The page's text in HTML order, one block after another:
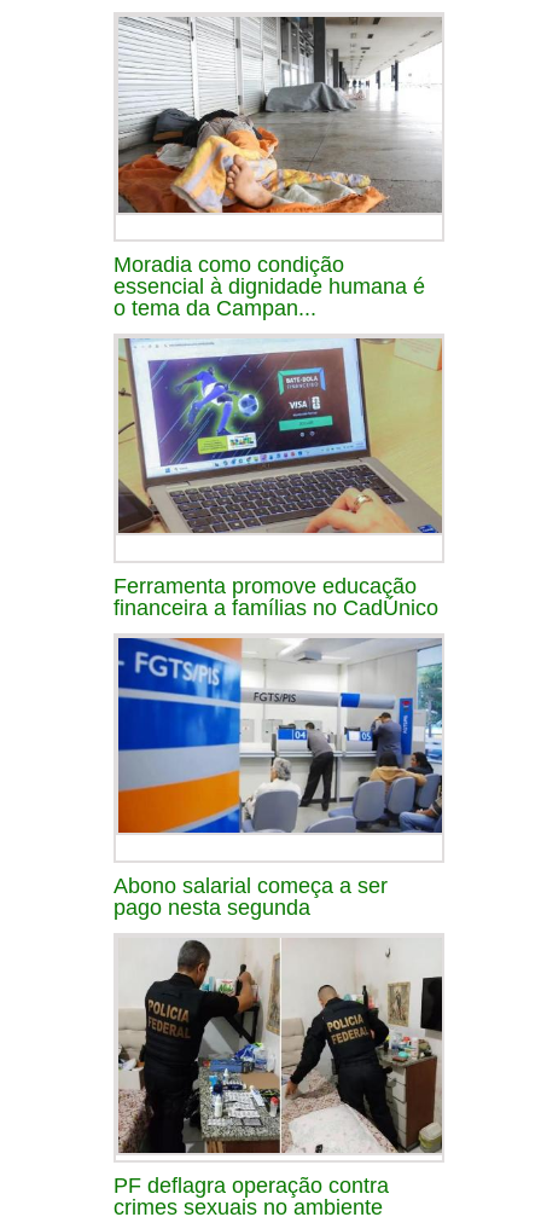
Moradia como condição
essencial à dignidade humana é
o tema da Campan...
Ferramenta promove educação
financeira a famílias no CadÚnico
Abono salarial começa a ser
pago nesta segunda
PF deflagra operação contra
crimes sexuais no ambiente